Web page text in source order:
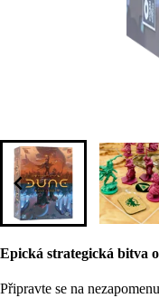
Epická strategická bitva
Připravte se na